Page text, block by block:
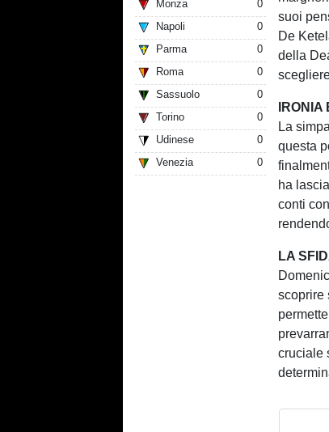
Monza
0
Napoli
0
Parma
0
Roma
0
Sassuolo
0
Torino
0
Udinese
0
Venezia
0
suoi
De
della
La
questa
ha
conti
LA
scoprire
cruciale